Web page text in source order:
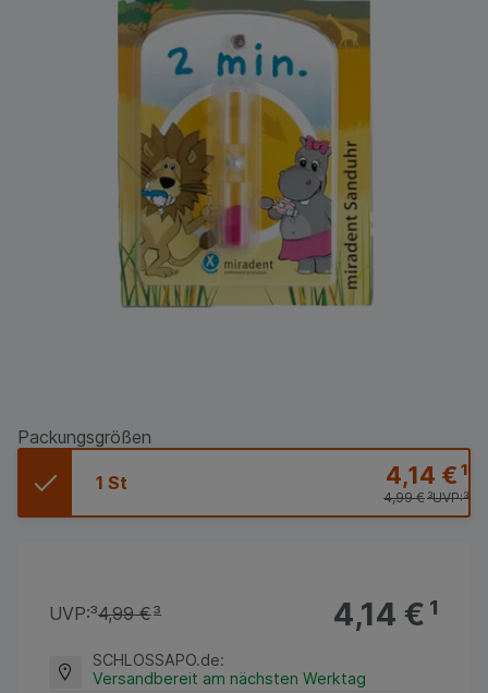
Packungsgrößen
1 St 4,14 €¹
UVP:³
4,99 €³
4,14 €¹
UVP:³4,99 €³
SCHLOSSAPO.de:
Versandbereit am nächsten Werktag